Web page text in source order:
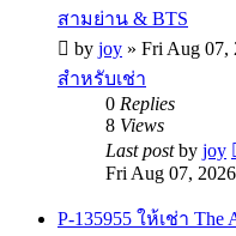
สามย่าน & BTS
by joy » Fri Aug 07,
สำหรับเช่า
0 Replies
8 Views
Last postby joy
Fri Aug 07,
P-135955 ให้เช่า The